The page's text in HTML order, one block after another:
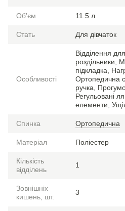
Обʼєм 11.5 л
Стать Для дівчаток
Особливості
Відділення
роздільники,
підкладка,
Ортопедична
ручка,
Регульовані
елементи,
Спинка Ортопедична
Матеріал Поліестер
Кількість
відділень
1
Зовнішніх
кишень, шт.
3